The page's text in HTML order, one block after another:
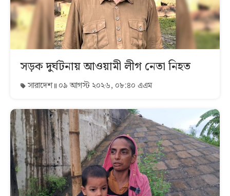
সড়ক দুর্ঘটনায় আওয়ামী লীগ নেতা নিহত
সারাদেশ ০৯ আগস্ট ২০২৬, ০৮:৪০ এএম